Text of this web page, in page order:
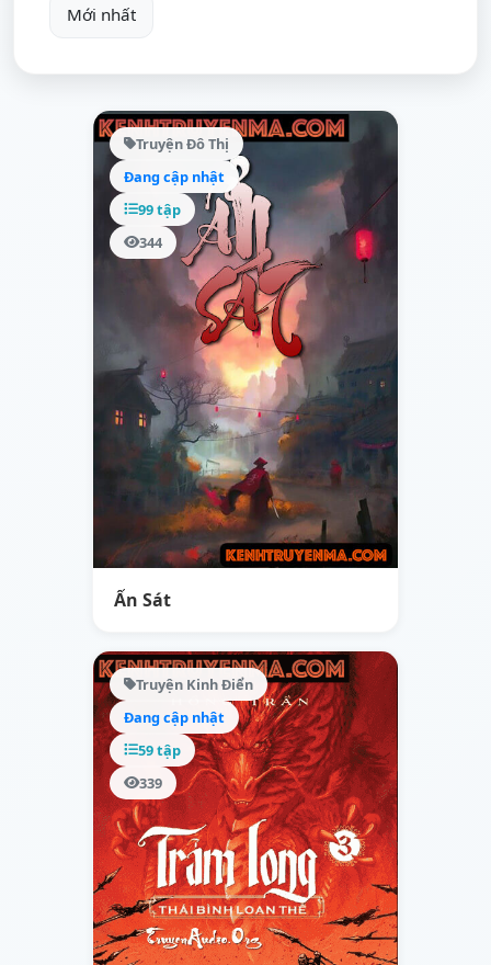
Truyện Đô Thị
Đang cập nhật
99 tập
344
Ẩn Sát
Truyện Kinh Điển
Đang cập nhật
59 tập
339